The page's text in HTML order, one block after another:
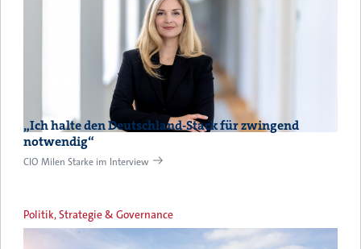
„Ich halte den Deutschland-Stack für zwingend
notwendig“
CIO Milen Starke im Interview
Politik, Strategie & Governance